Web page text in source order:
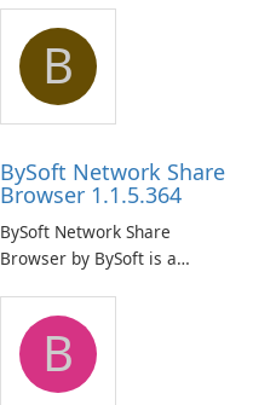
B
BySoft Network Share
Browser 1.1.5.364
BySoft Network Share
Browser by BySoft is a
application that allows users
to easily browse and manage
shared folders on their
network.
B